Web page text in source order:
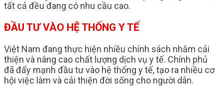
tất cả đều đang có nhu cầu cao.
ĐẦU TƯ VÀO HỆ THỐNG Y TẾ
Việt Nam đang thực hiện nhiều chính sách nhằm cải
thiện và nâng cao chất lượng dịch vụ y tế. Chính phủ
đã đẩy mạnh đầu tư vào hệ thống y tế, tạo ra nhiều cơ
hội việc làm và cải thiện đời sống cho người dân.